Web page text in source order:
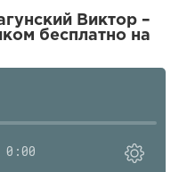
Виктор –
бесплатно на
0:00